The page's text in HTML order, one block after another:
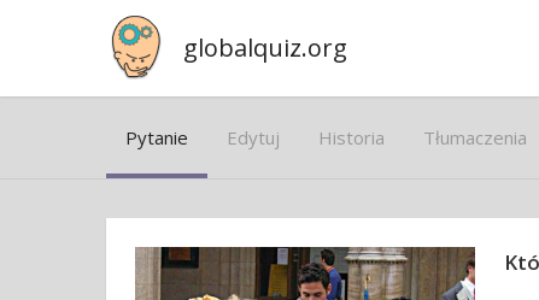
globalquiz.org
Pytanie Edytuj Historia Tłumaczenia